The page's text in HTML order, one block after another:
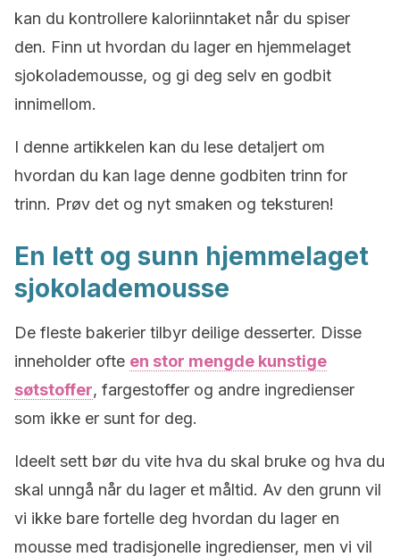
kan du kontrollere kaloriinntaket når du spiser
den. Finn ut hvordan du lager en hjemmelaget
sjokolademousse, og gi deg selv en godbit
innimellom.
I denne artikkelen kan du lese detaljert om
hvordan du kan lage denne godbiten trinn for
trinn. Prøv det og nyt smaken og teksturen!
En lett og sunn hjemmelaget
sjokolademousse
De fleste bakerier tilbyr deilige desserter. Disse
inneholder ofte en stor mengde kunstige
søtstoffer, fargestoffer og andre ingredienser
som ikke er sunt for deg.
Ideelt sett bør du vite hva du skal bruke og hva du
skal unngå når du lager et måltid. Av den grunn vil
vi ikke bare fortelle deg hvordan du lager en
mousse med tradisjonelle ingredienser, men vi vil